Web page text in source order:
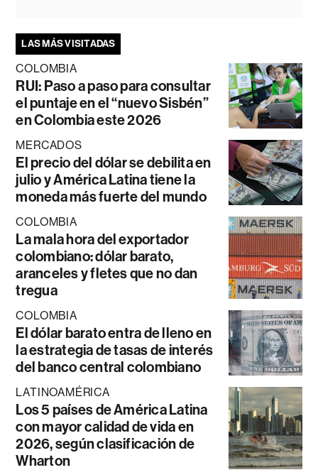
LAS MÁS VISITADAS
COLOMBIA
RUI: Paso a paso para consultar
el puntaje en el “nuevo Sisbén”
en Colombia este 2026
MERCADOS
El precio del dólar se debilita en
julio y América Latina tiene la
moneda más fuerte del mundo
COLOMBIA
La mala hora del exportador
colombiano: dólar barato,
aranceles y fletes que no dan
tregua
COLOMBIA
El dólar barato entra de lleno en
la estrategia de tasas de interés
del banco central colombiano
LATINOAMÉRICA
Los 5 países de América Latina
con mayor calidad de vida en
2026, según clasificación de
Wharton